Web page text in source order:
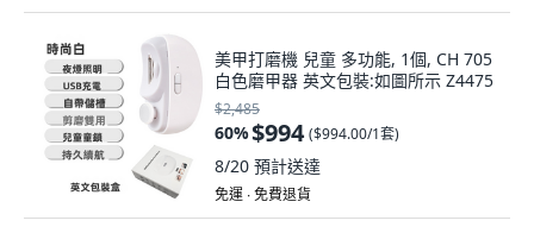
美甲打磨機 兒童 多功能, 1個, CH 705
白色磨甲器 英文包裝:如圖所示 Z4475
$2,485
60%$994 ($994.00/1套)
8/20 預計送達
免運 ∙ 免費退貨